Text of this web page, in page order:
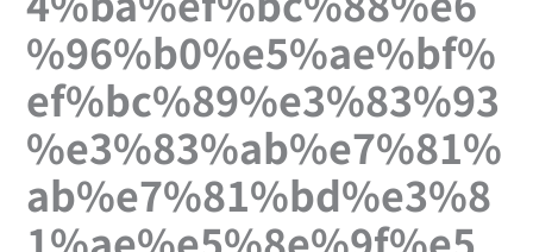
%96%b0%e5%ae%bf%
ef%bc%89%e3%83%93
%e3%83%ab%e7%81%
ab%e7%81%bd%e3%8